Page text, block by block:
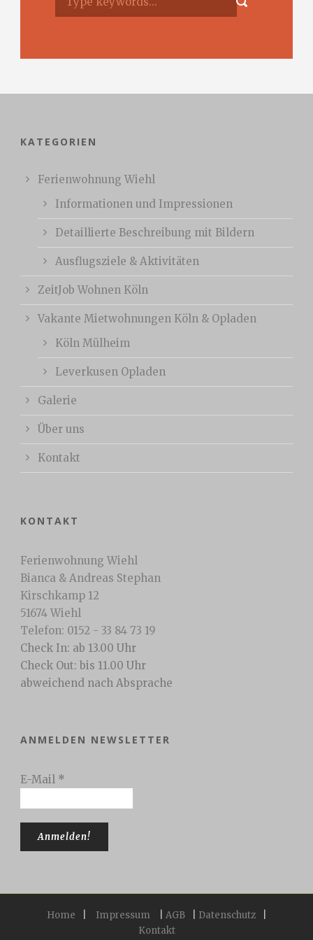
KATEGORIEN
Ferienwohnung Wiehl
Informationen und Impressionen
Detaillierte Beschreibung mit Bildern
Ausflugsziele & Aktivitäten
ZeitJob Wohnen Köln
Vakante Mietwohnungen Köln & Opladen
Köln Mülheim
Leverkusen Opladen
Galerie
Über uns
Kontakt
KONTAKT
Ferienwohnung Wiehl
Bianca & Andreas Stephan
Kirschkamp 12
51674 Wiehl
Telefon: 0152 - 33 84 73 19
Check In: ab 13.00 Uhr
Check Out: bis 11.00 Uhr
abweichend nach Absprache
ANMELDEN NEWSLETTER
E-Mail *
Home Impressum AGB Datenschutz
Kontakt